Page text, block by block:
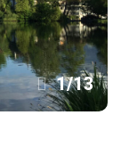
1/13